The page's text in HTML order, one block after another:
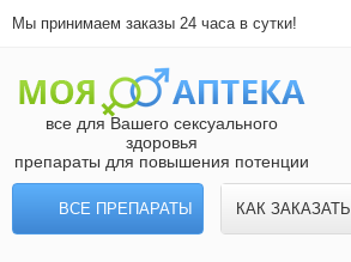
Мы принимаем заказы 24 часа в сутки!
все для Вашего сексуального
здоровья
препараты для повышения потенции
ВСЕ ПРЕПАРАТЫ КАК ЗАКАЗАТЬ